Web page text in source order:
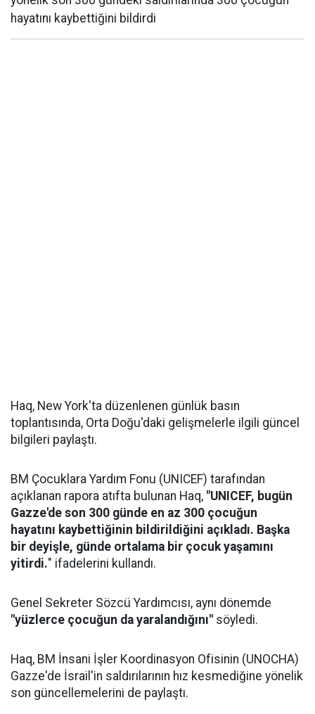
hayatını kaybettiğini bildirdi
Haq, New York'ta düzenlenen günlük basın
toplantısında, Orta Doğu'daki gelişmelerle ilgili güncel
bilgileri paylaştı.
BM Çocuklara Yardım Fonu (UNICEF) tarafından
açıklanan rapora atıfta bulunan Haq, "UNICEF, bugün
Gazze'de son 300 günde en az 300 çocuğun
hayatını kaybettiğinin bildirildiğini açıkladı. Başka
bir deyişle, günde ortalama bir çocuk yaşamını
yitirdi." ifadelerini kullandı.
Genel Sekreter Sözcü Yardımcısı, aynı dönemde
"yüzlerce çocuğun da yaralandığını" söyledi.
Haq, BM İnsani İşler Koordinasyon Ofisinin (UNOCHA)
Gazze'de İsrail'in saldırılarının hız kesmediğine yönelik
son güncellemelerini de paylaştı.